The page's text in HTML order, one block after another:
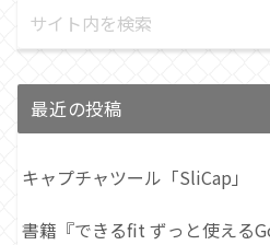
最近の投稿
キャプチャツール「SliCap」
書籍『できるfit ずっと使える